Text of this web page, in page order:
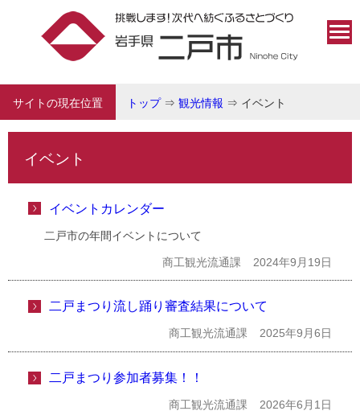
サイトの現在位置 トップ⇒ 観光情報 ⇒ イベント
イベント
イベントカレンダー
二戸市の年間イベントについて
商工観光流通課 2024年9月19日
二戸まつり流し踊り審査結果について
商工観光流通課 2025年9月6日
二戸まつり参加者募集！！
商工観光流通課 2026年6月1日